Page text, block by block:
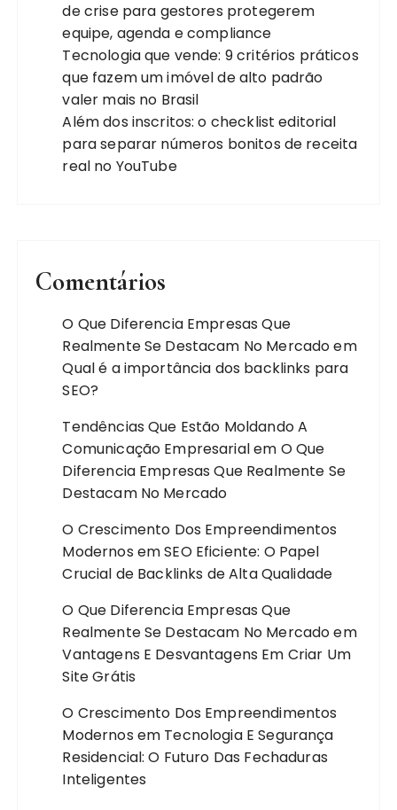
de crise para gestores protegerem
equipe, agenda e compliance
Tecnologia que vende: 9 critérios práticos
que fazem um imóvel de alto padrão
valer mais no Brasil
Além dos inscritos: o checklist editorial
para separar números bonitos de receita
real no YouTube
Comentários
O Que Diferencia Empresas Que
Realmente Se Destacam No Mercadoem
Qual é a importância dos backlinks para
SEO?
Tendências Que Estão Moldando A
Comunicação Empresarialem O Que
Diferencia Empresas Que Realmente Se
Destacam No Mercado
O Crescimento Dos Empreendimentos
Modernos emSEO Eficiente: O Papel
Crucial de Backlinks de Alta Qualidade
O Que Diferencia Empresas Que
Realmente Se Destacam No Mercadoem
Vantagens E Desvantagens Em Criar Um
Site Grátis
O Crescimento Dos Empreendimentos
Modernos em Tecnologia E Segurança
Residencial: O Futuro Das Fechaduras
Inteligentes